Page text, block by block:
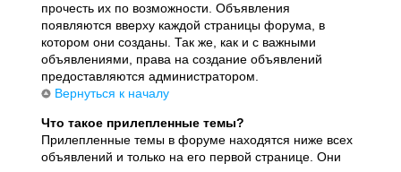
прочесть их по возможности. Объявления
появляются вверху каждой страницы форума, в
котором они созданы. Так же, как и с важными
объявлениями, права на создание объявлений
предоставляются администратором.
Вернуться к началу
Что такое прилепленные темы?
Прилепленные темы в форуме находятся ниже всех
объявлений и только на его первой странице. Они